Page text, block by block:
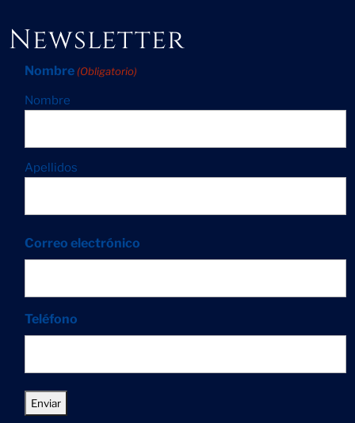
Newsletter
Nombre (Obligatorio)
Nombre
Apellidos
Correo electrónico
Teléfono